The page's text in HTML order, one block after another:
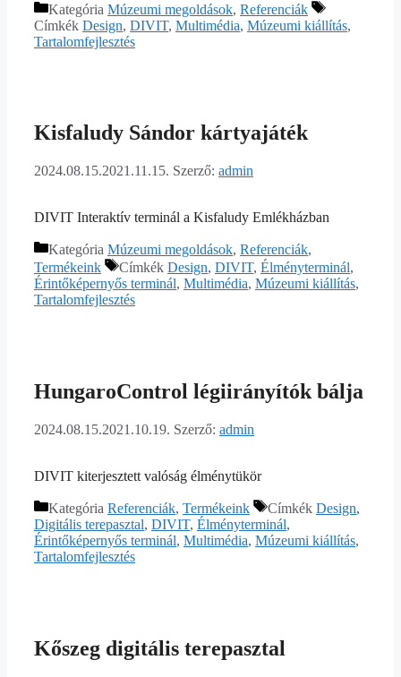
Kategória Múzeumi megoldások, Referenciák
Címkék Design, DIVIT, Multimédia, Múzeumi kiállítás,
Tartalomfejlesztés
Kisfaludy Sándor kártyajáték
2024.08.15.2021.11.15. Szerző: admin
DIVIT Interaktív terminál a Kisfaludy Emlékházban
Kategória Múzeumi megoldások, Referenciák,
Termékeink
Címkék Design, DIVIT, Élményterminál,
Érintőképernyős terminál, Multimédia, Múzeumi kiállítás,
Tartalomfejlesztés
HungaroControl légiirányítók bálja
2024.08.15.2021.10.19. Szerző: admin
DIVIT kiterjesztett valóság élménytükör
Kategória Referenciák, Termékeink Címkék Design,
Digitális terepasztal, DIVIT, Élményterminál,
Érintőképernyős terminál, Multimédia, Múzeumi kiállítás,
Tartalomfejlesztés
Kőszeg digitális terepasztal